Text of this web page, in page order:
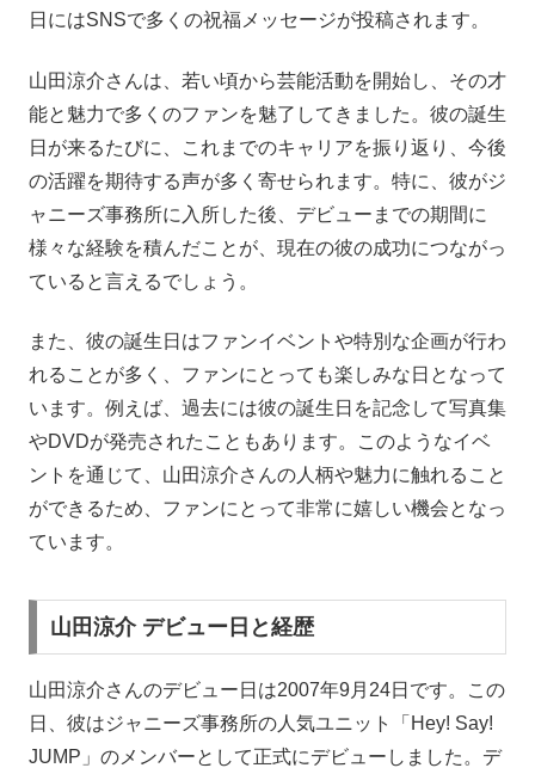
日にはSNSで多くの祝福メッセージが投稿されます。
山田涼介さんは、若い頃から芸能活動を開始し、その才
能と魅力で多くのファンを魅了してきました。彼の誕生
日が来るたびに、これまでのキャリアを振り返り、今後
の活躍を期待する声が多く寄せられます。特に、彼がジ
ャニーズ事務所に入所した後、デビューまでの期間に
様々な経験を積んだことが、現在の彼の成功につながっ
ていると言えるでしょう。
また、彼の誕生日はファンイベントや特別な企画が行わ
れることが多く、ファンにとっても楽しみな日となって
います。例えば、過去には彼の誕生日を記念して写真集
やDVDが発売されたこともあります。このようなイベ
ントを通じて、山田涼介さんの人柄や魅力に触れること
ができるため、ファンにとって非常に嬉しい機会となっ
ています。
山田涼介 デビュー日と経歴
山田涼介さんのデビュー日は2007年9月24日です。この
日、彼はジャニーズ事務所の人気ユニット「Hey! Say!
JUMP」のメンバーとして正式にデビューしました。デ